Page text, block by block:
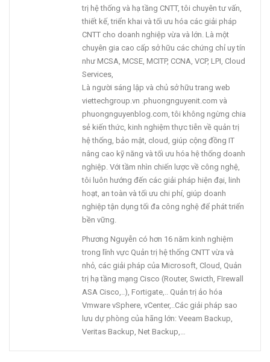
trị hệ thống và hạ tầng CNTT, tôi chuyên tư vấn,
thiết kế, triển khai và tối ưu hóa các giải pháp
CNTT cho doanh nghiệp vừa và lớn. Là một
chuyên gia cao cấp sở hữu các chứng chỉ uy tín
như MCSA, MCSE, MCITP, CCNA, VCP, LPI, Cloud
Services,
Là người sáng lập và chủ sở hữu trang web
viettechgroup.vn .phuongnguyenit.com và
phuongnguyenblog.com, tôi không ngừng chia
sẻ kiến thức, kinh nghiệm thực tiễn về quản trị
hệ thống, bảo mật, cloud, giúp cộng đồng IT
nâng cao kỹ năng và tối ưu hóa hệ thống doanh
nghiệp. Với tầm nhìn chiến lược về công nghệ,
tôi luôn hướng đến các giải pháp hiện đại, linh
hoạt, an toàn và tối ưu chi phí, giúp doanh
nghiệp tận dụng tối đa công nghệ để phát triển
bền vững.
Phương Nguyễn có hơn 16 năm kinh nghiệm
trong lĩnh vực Quản trị hệ thống CNTT vừa và
nhỏ, các giải pháp của Microsoft, Cloud, Quản
trị hạ tầng mạng Cisco (Router, Swicth, FIrewall
ASA Cisco,..), Fortigate,.. Quản trị ảo hóa
Vmware vSphere, vCenter,..Các giải pháp sao
lưu dự phòng của hãng lớn: Veeam Backup,
Veritas Backup, Net Backup,…